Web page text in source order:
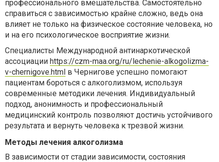
профессионального вмешательства. Самостоятельно
справиться с зависимостью крайне сложно, ведь она
влияет не только на физическое состояние человека, но
и на его психологическое восприятие жизни.
Специалисты Международной антинаркотической
ассоциации https://czm-maa.org/ru/lechenie-alkogolizma-
v-chernigove.html в Чернигове успешно помогают
пациентам бороться с алкоголизмом, используя
современные методики лечения. Индивидуальный
подход, анонимность и профессиональный
медицинский контроль позволяют достичь устойчивого
результата и вернуть человека к трезвой жизни.
Методы лечения алкоголизма
В зависимости от стадии зависимости, состояния